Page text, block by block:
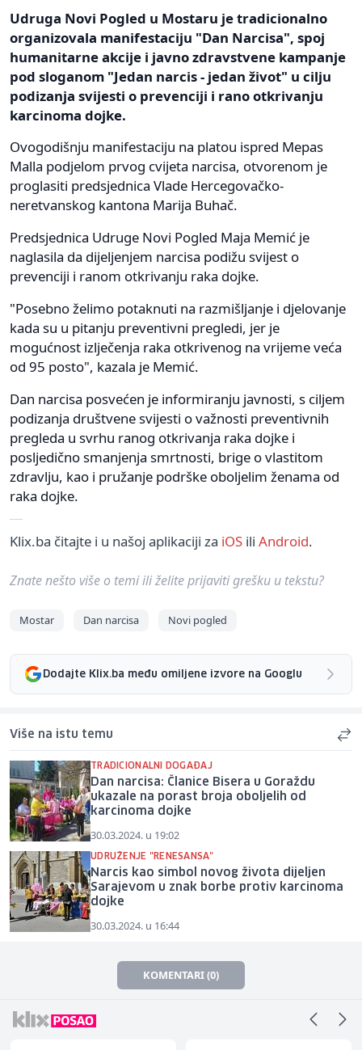
Udruga Novi Pogled u Mostaru je tradicionalno
organizovala manifestaciju "Dan Narcisa", spoj
humanitarne akcije i javno zdravstvene kampanje
pod sloganom "Jedan narcis - jedan život" u cilju
podizanja svijesti o prevenciji i rano otkrivanju
karcinoma dojke.
Ovogodišnju manifestaciju na platou ispred Mepas
Malla podjelom prvog cvijeta narcisa, otvorenom je
proglasiti predsjednica Vlade Hercegovačko-
neretvanskog kantona Marija Buhač.
Predsjednica Udruge Novi Pogled Maja Memić je
naglasila da dijeljenjem narcisa podižu svijest o
prevenciji i ranom otkrivanju raka dojke.
"Posebno želimo potaknuti na razmišljanje i djelovanje
kada su u pitanju preventivni pregledi, jer je
mogućnost izlječenja raka otkrivenog na vrijeme veća
od 95 posto", kazala je Memić.
Dan narcisa posvećen je informiranju javnosti, s ciljem
podizanja društvene svijesti o važnosti preventivnih
pregleda u svrhu ranog otkrivanja raka dojke i
posljedično smanjenja smrtnosti, brige o vlastitom
zdravlju, kao i pružanje podrške oboljelim ženama od
raka dojke.
Klix.ba čitajte i u našoj aplikaciji za iOS ili Android.
Znate nešto više o temi ili želite prijaviti grešku u tekstu?
Mostar Dan narcisa Novi pogled
Dodajte Klix.ba među omiljene izvore na Googlu
Više na istu temu
TRADICIONALNI DOGAĐAJ
Dan narcisa: Članice Bisera u Goraždu
ukazale na porast broja oboljelih od
karcinoma dojke
30.03.2024. u 19:02
UDRUŽENJE "RENESANSA"
Narcis kao simbol novog života dijeljen
Sarajevom u znak borbe protiv karcinoma
dojke
30.03.2024. u 16:44
KOMENTARI (0)